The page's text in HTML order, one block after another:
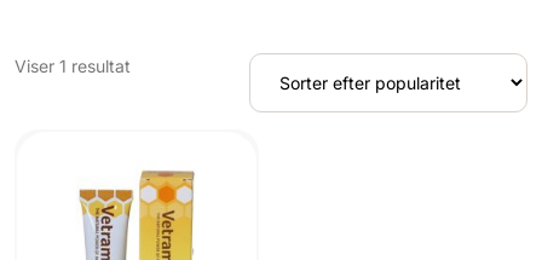
Viser 1 resultat
UDSOLGT